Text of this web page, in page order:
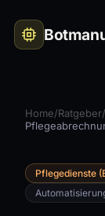
Home/Ratgeber/
Pflegedienste